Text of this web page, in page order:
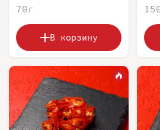
70г
В корзину